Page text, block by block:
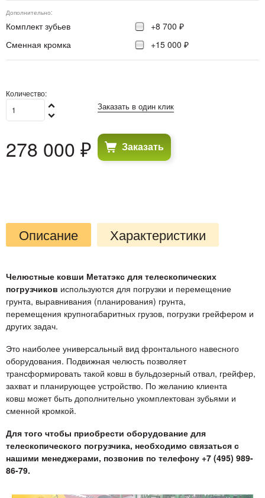
Дополнительно:
Комплект зубьев
+8 700 ₽
Сменная кромка
+15 000 ₽
Количество:
278 000 ₽
Заказать в один клик
Заказать
Описание Характеристики
Челюстные ковши Метатэкс для телескопических
погрузчиков используются для погрузки и перемещение
грунта, выравнивания (планирования) грунта,
перемещения крупногабаритных грузов, погрузки грейфером и
других задач.
Это наиболее универсальный вид фронтального навесного
оборудования. Подвижная челюсть позволяет
трансформировать такой ковш в бульдозерный отвал, грейфер,
захват и планирующее устройство. По желанию клиента
ковш может быть дополнительно укомплектован зубьями и
сменной кромкой.
Для того чтобы приобрести оборудование для
телескопического погрузчика, необходимо связаться с
нашими менеджерами, позвонив по телефону +7 (495) 989-
86-79.